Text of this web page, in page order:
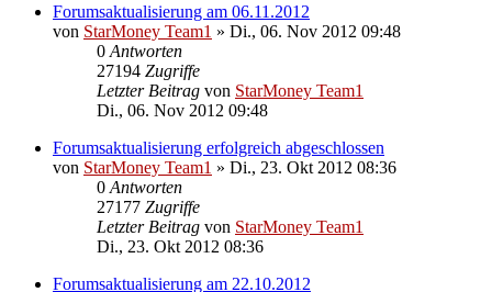
Forumsaktualisierung am 06.11.2012
von StarMoney Team1 » Di., 06. Nov 2012 09:48
0 Antworten
27194 Zugriffe
Letzter Beitrag von StarMoney Team1
Di., 06. Nov 2012 09:48
Forumsaktualisierung erfolgreich abgeschlossen
von StarMoney Team1 » Di., 23. Okt 2012 08:36
0 Antworten
27177 Zugriffe
Letzter Beitrag von StarMoney Team1
Di., 23. Okt 2012 08:36
Forumsaktualisierung am 22.10.2012